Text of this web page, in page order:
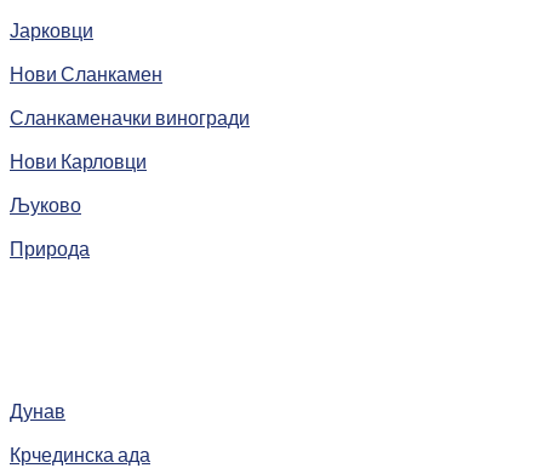
Јарковци
Нови Сланкамен
Сланкаменачки виногради
Нови Карловци
Љуково
Природа
Дунав
Крчединска ада